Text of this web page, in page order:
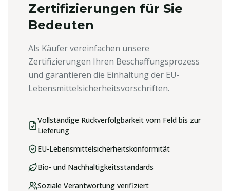
Zertifizierungen für Sie
Bedeuten
Als Käufer vereinfachen unsere
Zertifizierungen Ihren Beschaffungsprozess
und garantieren die Einhaltung der EU-
Lebensmittelsicherheitsvorschriften.
Vollständige Rückverfolgbarkeit vom Feld bis zur
Lieferung
EU-Lebensmittelsicherheitskonformität
Bio- und Nachhaltigkeitsstandards
Soziale Verantwortung verifiziert